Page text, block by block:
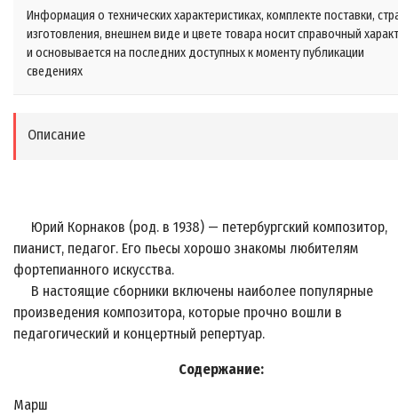
Информация о технических характеристиках, комплекте поставки,
изготовления, внешнем виде и цвете товара носит справочный
и основывается на последних доступных к моменту публикации
сведениях
Описание
Юрий Корнаков (род. в 1938) — петербургский композитор,
пианист, педагог. Его пьесы хорошо знакомы любителям
фортепианного искусства.
В настоящие сборники включены наиболее популярные
произведения композитора, которые прочно вошли в
педагогический и концертный репертуар.
Содержание:
Марш